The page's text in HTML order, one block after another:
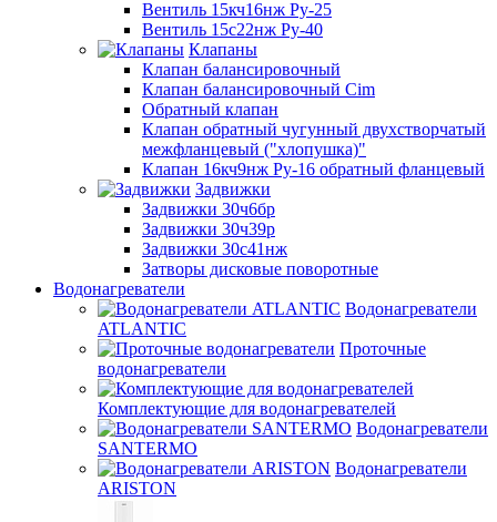
Вентиль 15кч16нж Ру-25
Вентиль 15с22нж Ру-40
Клапаны
Клапан балансировочный
Клапан балансировочный Cim
Обратный клапан
Клапан обратный чугунный двухстворчатый
межфланцевый ("хлопушка)"
Клапан 16кч9нж Ру-16 обратный фланцевый
Задвижки
Задвижки 30ч6бр
Задвижки 30ч39р
Задвижки 30с41нж
Затворы дисковые поворотные
Водонагреватели
Водонагреватели
ATLANTIC
Проточные
водонагреватели
Комплектующие для водонагревателей
Водонагреватели
SANTERMO
Водонагреватели
ARISTON